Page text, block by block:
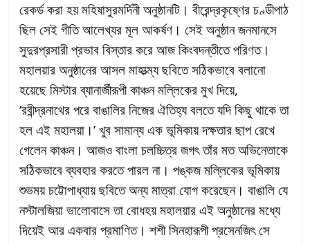
রেকর্ড করা হয় মহিষাসুরমর্দিনী অনুষ্ঠানটি। বীরেন্দ্রকৃষ্ণের চণ্ডীপাঠ
ছিল সেই গীতি আলেখ্যর মূল আকর্ষণ। সেই অনুষ্ঠান জনমানসে
সুদুরপ্রসারী প্রভাব বিস্তার করে আজ কিংবদন্তীতে পরিণত।
মহালয়ার অনুষ্ঠানের আসল মাহাত্ম্য ছবিতে সঠিকভাবে বলানো
হয়েছে মিস্টার ব্যানার্জীরূপী কাঞ্চন মল্লিকের মুখ দিয়ে,
‘রবীন্দ্রনাথের পরে বাঙালির নিজের ঐতিহ্য বলতে যদি কিছু থাকে তা
হল এই মহালয়া।’ খুব সামান্য এক ভূমিকায় দক্ষতার ছাপ রেখে
গেলেন কাঞ্চন। আজও বাংলা চলচ্চিত্র জগৎ তাঁর মত অভিনেতাকে
সঠিকভাবে ব্যবহার করতে পারল না। পঙ্কজ মল্লিকের ভূমিকায়
শুভময় চট্টোপাধ্যায় ছবিতে অন্য মাত্রা যোগ করেছেন। বাঙালি যে
নস্টালজিয়া ভালোবাসে তা বোধহয় মহালয়ার এই অনুষ্ঠানের মধ্যে
দিয়েই আর একবার প্রমাণিত। শশী সিনহারূপী প্রসেনজিৎ সে